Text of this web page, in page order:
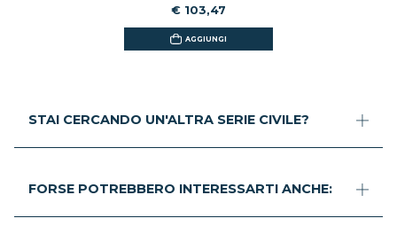
€ 103,47
AGGIUNGI
STAI CERCANDO UN'ALTRA SERIE CIVILE?
FORSE POTREBBERO INTERESSARTI ANCHE: